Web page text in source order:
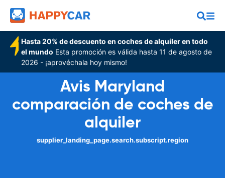
Hasta 20% de descuento en coches de alquiler en todo
el mundo Esta promoción es válida hasta 11 de agosto de
2026 - ¡aprovéchala hoy mismo!
Avis Maryland
comparación de coches de
alquiler
supplier_landing_page.search.subscript.region